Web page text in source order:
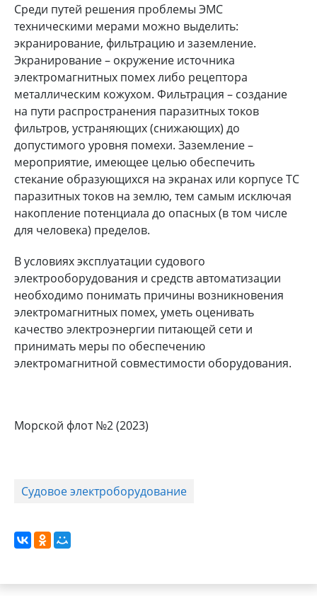
Среди путей решения проблемы ЭМС
техническими мерами можно выделить:
экранирование, фильтрацию и заземление.
Экранирование – окружение источника
электромагнитных помех либо рецептора
металлическим кожухом. Фильтрация – создание
на пути распространения паразитных токов
фильтров, устраняющих (снижающих) до
допустимого уровня помехи. Заземление –
мероприятие, имеющее целью обеспечить
стекание образующихся на экранах или корпусе ТС
паразитных токов на землю, тем самым исключая
накопление потенциала до опасных (в том числе
для человека) пределов.
В условиях эксплуатации судового
электрооборудования и средств автоматизации
необходимо понимать причины возникновения
электромагнитных помех, уметь оценивать
качество электроэнергии питающей сети и
принимать меры по обеспечению
электромагнитной совместимости оборудования.
Морской флот №2 (2023)
Судовое электроборудование